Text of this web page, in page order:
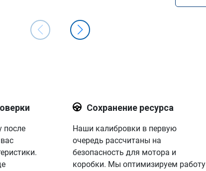
после
Сохранение ресурса
Наши калибровки в первую
очередь рассчитаны на
безопасность для мотора и
коробки. Мы оптимизируем работу